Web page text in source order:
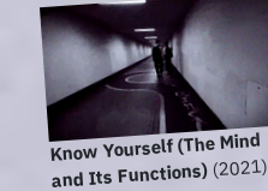
Know Yourself (The Mind
and Its Functions)(2021)